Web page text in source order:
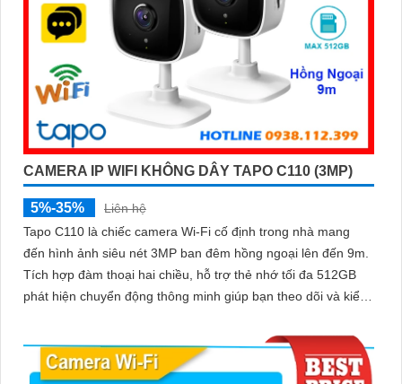
CAMERA IP WIFI KHÔNG DÂY TAPO C110 (3MP)
5%-35%
Liên hệ
Tapo C110 là chiếc camera Wi-Fi cố định trong nhà mang
đến hình ảnh siêu nét 3MP ban đêm hồng ngoại lên đến 9m.
Tích hợp đàm thoại hai chiều, hỗ trợ thẻ nhớ tối đa 512GB
phát hiện chuyển động thông minh giúp bạn theo dõi và kiểm